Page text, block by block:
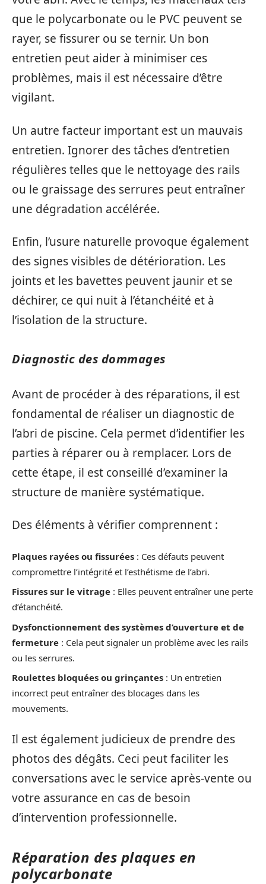
que le polycarbonate ou le PVC peuvent se
rayer, se fissurer ou se ternir. Un bon
entretien peut aider à minimiser ces
problèmes, mais il est nécessaire d’être
vigilant.
Un autre facteur important est un mauvais
entretien. Ignorer des tâches d’entretien
régulières telles que le nettoyage des rails
ou le graissage des serrures peut entraîner
une dégradation accélérée.
Enfin, l’usure naturelle provoque également
des signes visibles de détérioration. Les
joints et les bavettes peuvent jaunir et se
déchirer, ce qui nuit à l’étanchéité et à
l’isolation de la structure.
Diagnostic des dommages
Avant de procéder à des réparations, il est
fondamental de réaliser un diagnostic de
l’abri de piscine. Cela permet d’identifier les
parties à réparer ou à remplacer. Lors de
cette étape, il est conseillé d’examiner la
structure de manière systématique.
Des éléments à vérifier comprennent :
Plaques rayées ou fissurées : Ces défauts peuvent
compromettre l’intégrité et l’esthétisme de l’abri.
Fissures sur le vitrage : Elles peuvent entraîner une perte
d’étanchéité.
Dysfonctionnement des systèmes d’ouverture et de
fermeture : Cela peut signaler un problème avec les rails
ou les serrures.
Roulettes bloquées ou grinçantes : Un entretien
incorrect peut entraîner des blocages dans les
mouvements.
Il est également judicieux de prendre des
photos des dégâts. Ceci peut faciliter les
conversations avec le service après-vente ou
votre assurance en cas de besoin
d’intervention professionnelle.
Réparation des plaques en
polycarbonate